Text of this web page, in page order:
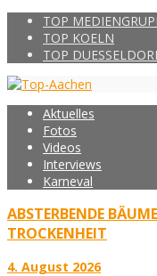
TOP
TOP KOELN
TOP
Aktuelles
Fotos
Videos
Interviews
Karneval
ABSTERBENDE
TROCKENHEIT
4. August 2026